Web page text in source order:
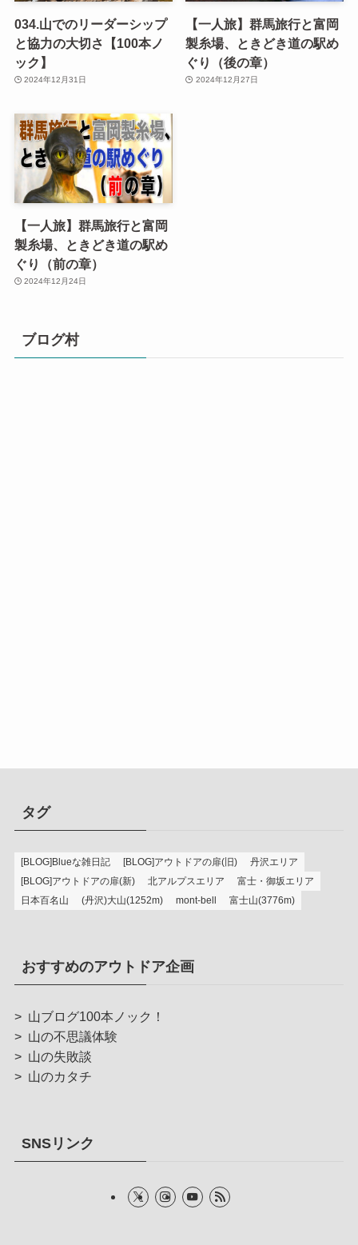
034.山でのリーダーシップ
と協力の大切さ【100本ノ
ック】
2024年12月31日
【一人旅】群馬旅行と富岡
製糸場、ときどき道の駅め
ぐり（後の章）
2024年12月27日
【一人旅】群馬旅行と富岡
製糸場、ときどき道の駅め
ぐり（前の章）
2024年12月24日
ブログ村
タグ
[BLOG]Blueな雑日記 [BLOG]アウトドアの扉(旧)
丹沢エリア
[BLOG]アウトドアの扉(新)
北アルプスエリア
富士・御坂エリア
日本百名山
(丹沢)大山(1252m) mont-bell 富士山(3776m)
おすすめのアウトドア企画
> 山ブログ100本ノック！
> 山の不思議体験
> 山の失敗談
> 山のカタチ
SNSリンク